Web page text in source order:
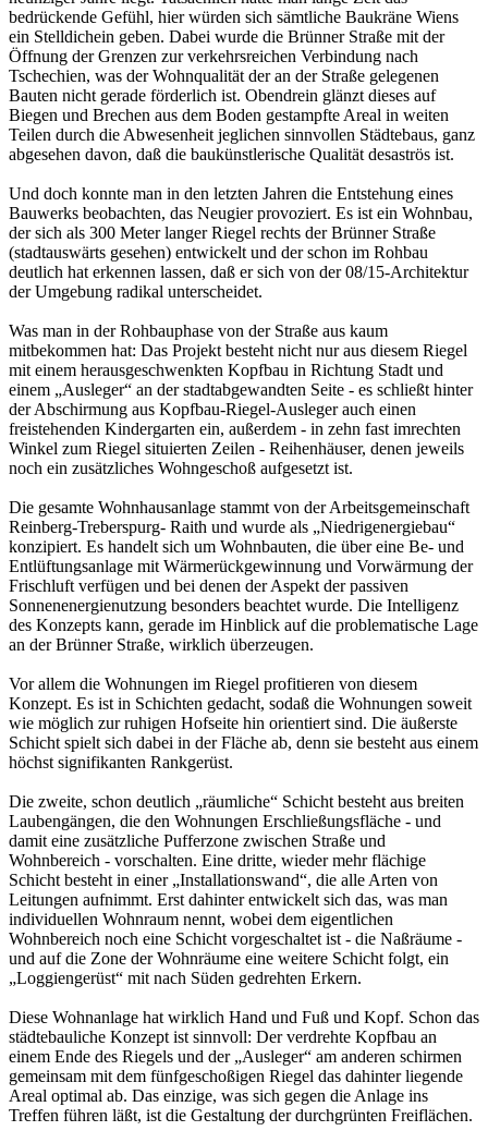
bedrückende Gefühl, hier würden sich sämtliche Baukräne Wiens
ein Stelldichein geben. Dabei wurde die Brünner Straße mit der
Öffnung der Grenzen zur verkehrsreichen Verbindung nach
Tschechien, was der Wohnqualität der an der Straße gelegenen
Bauten nicht gerade förderlich ist. Obendrein glänzt dieses auf
Biegen und Brechen aus dem Boden gestampfte Areal in weiten
Teilen durch die Abwesenheit jeglichen sinnvollen Städtebaus, ganz
abgesehen davon, daß die baukünstlerische Qualität desaströs ist.
Und doch konnte man in den letzten Jahren die Entstehung eines
Bauwerks beobachten, das Neugier provoziert. Es ist ein Wohnbau,
der sich als 300 Meter langer Riegel rechts der Brünner Straße
(stadtauswärts gesehen) entwickelt und der schon im Rohbau
deutlich hat erkennen lassen, daß er sich von der 08/15-Architektur
der Umgebung radikal unterscheidet.
Was man in der Rohbauphase von der Straße aus kaum
mitbekommen hat: Das Projekt besteht nicht nur aus diesem Riegel
mit einem herausgeschwenkten Kopfbau in Richtung Stadt und
einem „Ausleger“ an der stadtabgewandten Seite - es schließt hinter
der Abschirmung aus Kopfbau-Riegel-Ausleger auch einen
freistehenden Kindergarten ein, außerdem - in zehn fast imrechten
Winkel zum Riegel situierten Zeilen - Reihenhäuser, denen jeweils
noch ein zusätzliches Wohngeschoß aufgesetzt ist.
Die gesamte Wohnhausanlage stammt von der Arbeitsgemeinschaft
Reinberg-Treberspurg- Raith und wurde als „Niedrigenergiebau“
konzipiert. Es handelt sich um Wohnbauten, die über eine Be- und
Entlüftungsanlage mit Wärmerückgewinnung und Vorwärmung der
Frischluft verfügen und bei denen der Aspekt der passiven
Sonnenenergienutzung besonders beachtet wurde. Die Intelligenz
des Konzepts kann, gerade im Hinblick auf die problematische Lage
an der Brünner Straße, wirklich überzeugen.
Vor allem die Wohnungen im Riegel profitieren von diesem
Konzept. Es ist in Schichten gedacht, sodaß die Wohnungen soweit
wie möglich zur ruhigen Hofseite hin orientiert sind. Die äußerste
Schicht spielt sich dabei in der Fläche ab, denn sie besteht aus einem
höchst signifikanten Rankgerüst.
Die zweite, schon deutlich „räumliche“ Schicht besteht aus breiten
Laubengängen, die den Wohnungen Erschließungsfläche - und
damit eine zusätzliche Pufferzone zwischen Straße und
Wohnbereich - vorschalten. Eine dritte, wieder mehr flächige
Schicht besteht in einer „Installationswand“, die alle Arten von
Leitungen aufnimmt. Erst dahinter entwickelt sich das, was man
individuellen Wohnraum nennt, wobei dem eigentlichen
Wohnbereich noch eine Schicht vorgeschaltet ist - die Naßräume -
und auf die Zone der Wohnräume eine weitere Schicht folgt, ein
„Loggiengerüst“ mit nach Süden gedrehten Erkern.
Diese Wohnanlage hat wirklich Hand und Fuß und Kopf. Schon das
städtebauliche Konzept ist sinnvoll: Der verdrehte Kopfbau an
einem Ende des Riegels und der „Ausleger“ am anderen schirmen
gemeinsam mit dem fünfgeschoßigen Riegel das dahinter liegende
Areal optimal ab. Das einzige, was sich gegen die Anlage ins
Treffen führen läßt, ist die Gestaltung der durchgrünten Freiflächen.